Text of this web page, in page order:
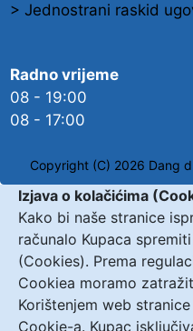
> Jednostrani raskid
Radno vrijeme
08 - 19:00
08 - 17:00
Copyright (C) 2026 Dang
Izjava o kolačićima
Kako bi naše stranice
računalo Kupaca
(Cookies). Prema
Cookiea moramo
Korištenjem web
Cookie-a. Kupac